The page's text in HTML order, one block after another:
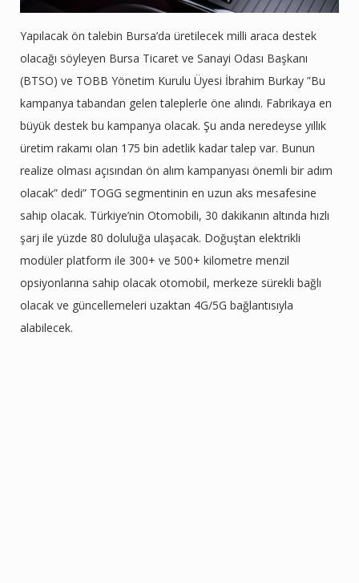
Yapılacak ön talebin Bursa’da üretilecek milli araca destek
olacağı söyleyen Bursa Ticaret ve Sanayi Odası Başkanı
(BTSO) ve TOBB Yönetim Kurulu Üyesi İbrahim Burkay ”Bu
kampanya tabandan gelen taleplerle öne alındı. Fabrikaya en
büyük destek bu kampanya olacak. Şu anda neredeyse yıllık
üretim rakamı olan 175 bin adetlik kadar talep var. Bunun
realize olması açısından ön alım kampanyası önemli bir adım
olacak” dedi” TOGG segmentinin en uzun aks mesafesine
sahip olacak. Türkiye’nin Otomobili, 30 dakikanın altında hızlı
şarj ile yüzde 80 doluluğa ulaşacak. Doğuştan elektrikli
modüler platform ile 300+ ve 500+ kilometre menzil
opsiyonlarına sahip olacak otomobil, merkeze sürekli bağlı
olacak ve güncellemeleri uzaktan 4G/5G bağlantısıyla
alabilecek.